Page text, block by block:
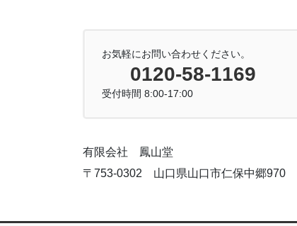
お気軽にお問い合わせください。
0120-58-1169
受付時間 8:00-17:00
有限会社 鳳山堂
〒753-0302 山口県山口市仁保中郷